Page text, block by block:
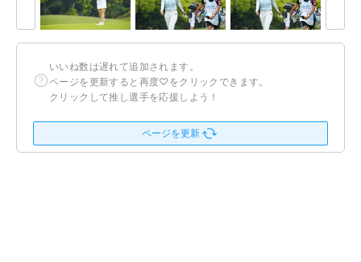
いいね数は遅れて追加されます。
ページを更新すると再度♡をクリックできます。
クリックして推し選手を応援しよう！
ページを更新